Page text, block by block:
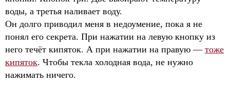
воды, а третья наливает воду.
Он долго приводил меня в недоумение, пока я не
понял его секрета. При нажатии на левую кнопку из
него течёт кипяток. А при нажатии на правую — тоже
кипяток. Чтобы текла холодная вода, не нужно
нажимать ничего.